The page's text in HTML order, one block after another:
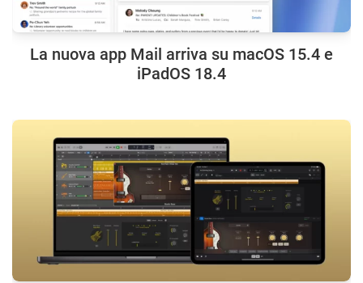
La nuova app Mail arriva su macOS 15.4 e
iPadOS 18.4